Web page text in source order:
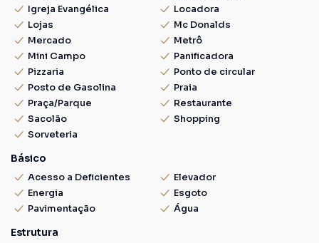
Igreja Evangélica
Locadora
Lojas
Mc Donalds
Mercado
Metrô
Mini Campo
Panificadora
Pizzaria
Ponto de circular
Posto de Gasolina
Praia
Praça/Parque
Restaurante
Sacolão
Shopping
Sorveteria
Básico
Acesso a Deficientes
Elevador
Energia
Esgoto
Pavimentação
Água
Estrutura